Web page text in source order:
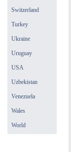
Switzerland
Turkey
Ukraine
Uruguay
USA
Uzbekistan
Venezuela
Wales
World